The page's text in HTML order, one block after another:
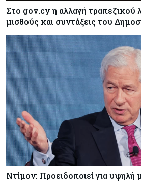
Στο gov.cy η αλλαγή τραπεζικού
μισθούς και συντάξεις του
Ντίμον: Προειδοποιεί για υψηλή